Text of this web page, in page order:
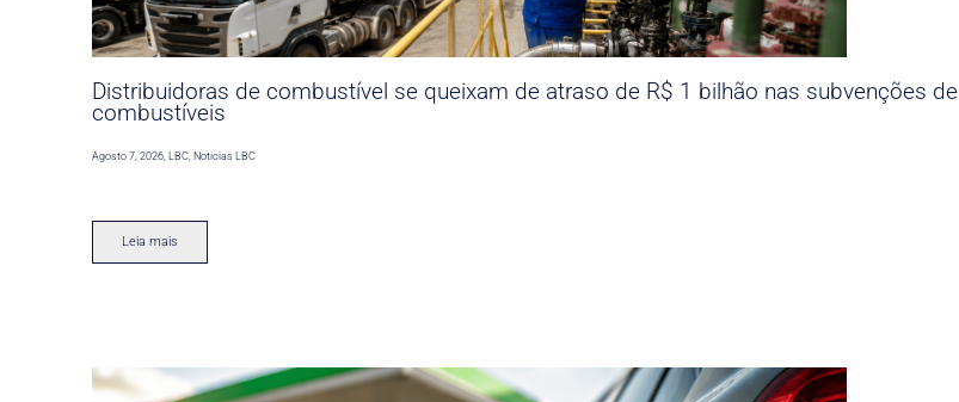
Distribuidoras de combustível se queixam de atraso de R$ 1 bilhão nas subvenções de
combustíveis
Agosto 7, 2026,LBC,Noticias LBC
Leia mais